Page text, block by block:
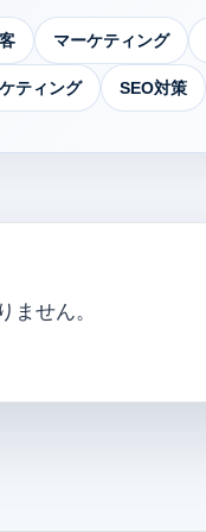
マーケティング
ティング SEO対策
ません。